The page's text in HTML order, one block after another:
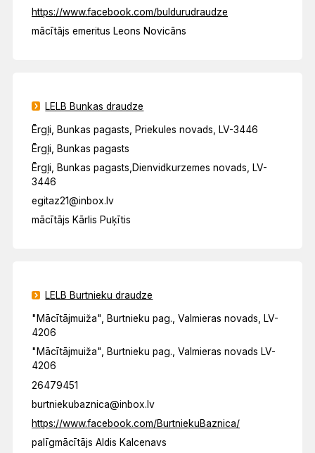
https://www.facebook.com/buldurudraudze
mācītājs emeritus Leons Novicāns
LELB Bunkas draudze
Ērgļi, Bunkas pagasts, Priekules novads, LV-3446
Ērgļi, Bunkas pagasts
Ērgļi, Bunkas pagasts,Dienvidkurzemes novads, LV-
3446
egitaz21@inbox.lv
mācītājs Kārlis Puķītis
LELB Burtnieku draudze
"Mācītājmuiža", Burtnieku pag., Valmieras novads, LV-
4206
"Mācītājmuiža", Burtnieku pag., Valmieras novads LV-
4206
26479451
burtniekubaznica@inbox.lv
https://www.facebook.com/BurtniekuBaznica/
palīgmācītājs Aldis Kalcenavs